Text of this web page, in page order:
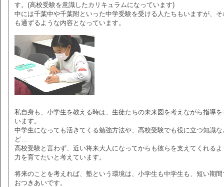
す。(高校受験を意識したカリキュラムになっています)
中には千葉中や千葉附といった中学受験を受ける人たちもいますが、そ
も通ずるような内容となっています。
私自身も、小学生を教える時は、生徒たちの未来図を考えながら指導を
います。
中学生になっても活きてくる勉強方法や、高校受験でも役に立つ知識な
ど…
高校受験と言わず、近い将来大人になってからも彼らを支えてくれるよ
力を育てたいと考えています。
将来のことを考えれば、塾という環境は、小学生も中学生も、短い期間
おつきあいです。